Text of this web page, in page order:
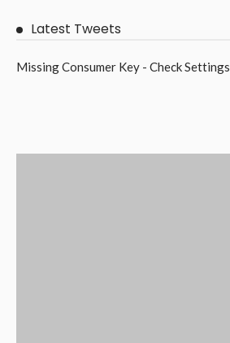
Latest Tweets
Missing Consumer Key - Check Settings